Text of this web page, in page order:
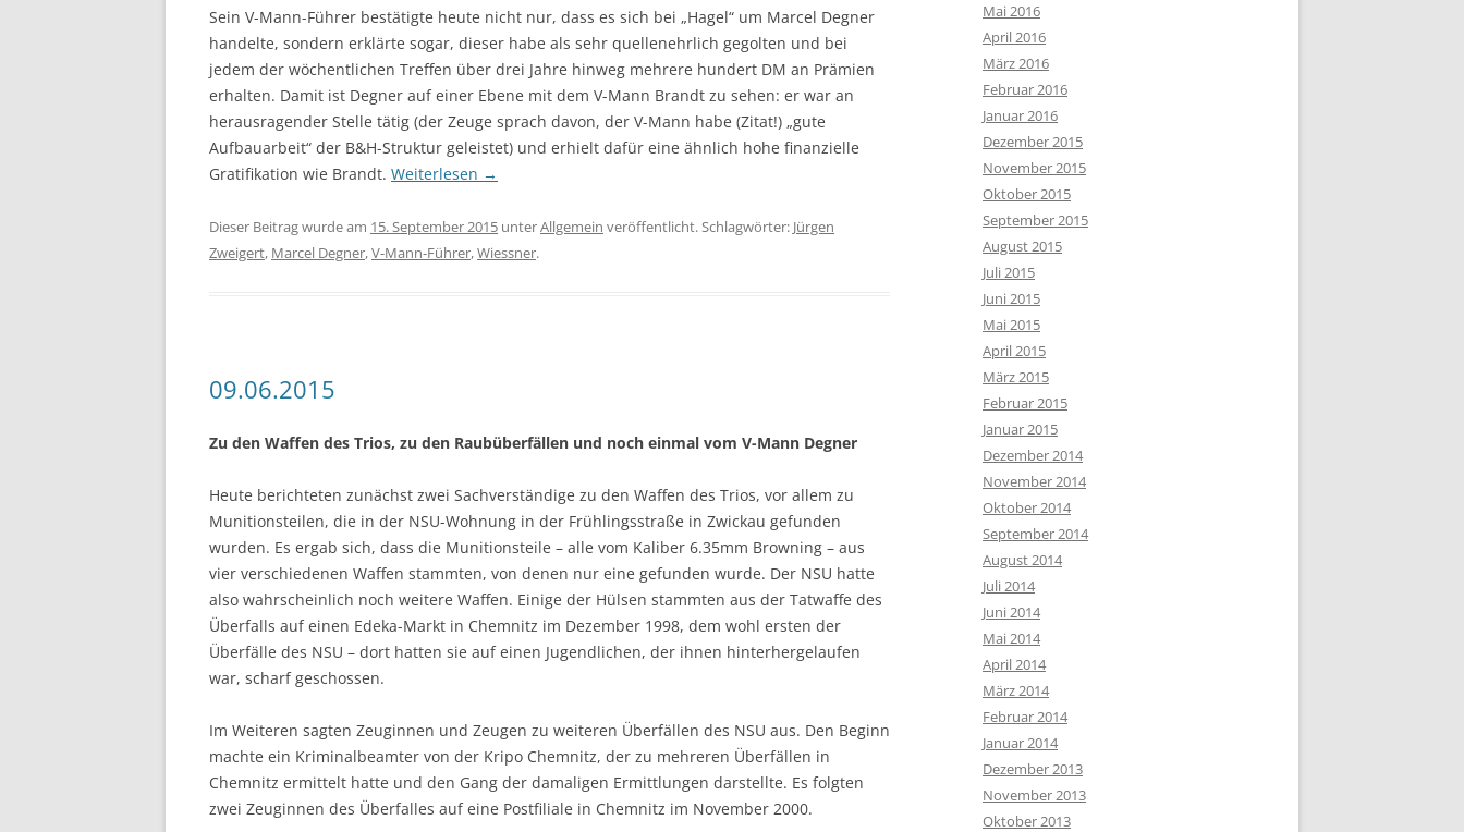
Sein V-Mann-Führer bestätigte heute nicht nur, dass es sich bei „Hagel“ um Marcel Degner
handelte, sondern erklärte sogar, dieser habe als sehr quellenehrlich gegolten und bei
jedem der wöchentlichen Treffen über drei Jahre hinweg mehrere hundert DM an Prämien
erhalten. Damit ist Degner auf einer Ebene mit dem V-Mann Brandt zu sehen: er war an
herausragender Stelle tätig (der Zeuge sprach davon, der V-Mann habe (Zitat!) „gute
Aufbauarbeit“ der B&H-Struktur geleistet) und erhielt dafür eine ähnlich hohe finanzielle
Gratifikation wie Brandt. Weiterlesen →
Dieser Beitrag wurde am 15. September 2015 unterAllgemein veröffentlicht. Schlagwörter: Jürgen
Zweigert, Marcel Degner,V-Mann-Führer,Wiessner.
09.06.2015
Zu den Waffen des Trios, zu den Raubüberfällen und noch einmal vom V-Mann Degner
Heute berichteten zunächst zwei Sachverständige zu den Waffen des Trios, vor allem zu
Munitionsteilen, die in der NSU-Wohnung in der Frühlingsstraße in Zwickau gefunden
wurden. Es ergab sich, dass die Munitionsteile – alle vom Kaliber 6.35mm Browning – aus
vier verschiedenen Waffen stammten, von denen nur eine gefunden wurde. Der NSU hatte
also wahrscheinlich noch weitere Waffen. Einige der Hülsen stammten aus der Tatwaffe des
Überfalls auf einen Edeka-Markt in Chemnitz im Dezember 1998, dem wohl ersten der
Überfälle des NSU – dort hatten sie auf einen Jugendlichen, der ihnen hinterhergelaufen
war, scharf geschossen.
Im Weiteren sagten Zeuginnen und Zeugen zu weiteren Überfällen des NSU aus. Den Beginn
machte ein Kriminalbeamter von der Kripo Chemnitz, der zu mehreren Überfällen in
Chemnitz ermittelt hatte und den Gang der damaligen Ermittlungen darstellte. Es folgten
zwei Zeuginnen des Überfalles auf eine Postfiliale in Chemnitz im November 2000.
Mai 2016
April 2016
März 2016
Februar 2016
Januar 2016
Dezember 2015
November 2015
Oktober 2015
September 2015
August 2015
Juli 2015
Juni 2015
Mai 2015
April 2015
März 2015
Februar 2015
Januar 2015
Dezember 2014
November 2014
Oktober 2014
September 2014
August 2014
Juli 2014
Juni 2014
Mai 2014
April 2014
März 2014
Februar 2014
Januar 2014
Dezember 2013
November 2013
Oktober 2013